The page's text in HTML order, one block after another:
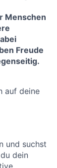
Menschen
Freude
auf deine
und suchst
dein